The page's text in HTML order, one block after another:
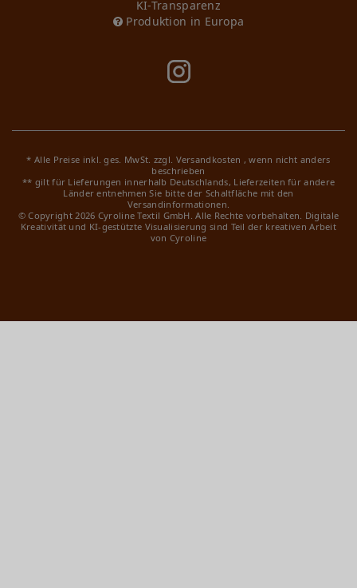
KI-Transparenz
Produktion in Europa
* Alle Preise inkl. ges. MwSt. zzgl. Versandkosten , wenn nicht anders
beschrieben
** gilt für Lieferungen innerhalb Deutschlands, Lieferzeiten für andere
Länder entnehmen Sie bitte der Schaltfläche mit den
Versandinformationen.
© Copyright 2026 Cyroline Textil GmbH. Alle Rechte vorbehalten. Digitale
Kreativität und KI-gestützte Visualisierung sind Teil der kreativen Arbeit
von Cyroline